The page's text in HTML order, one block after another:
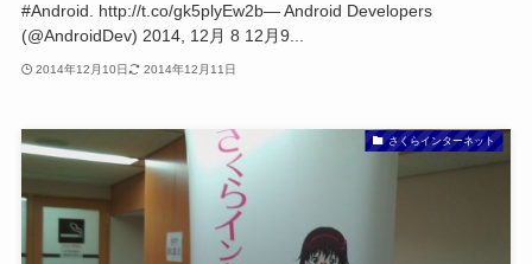
#Android. http://t.co/gk5plyEw2b— Android Developers
(@AndroidDev) 2014, 12月 8 12月9...
2014年12月10日 2014年12月11日
さくらインターネット